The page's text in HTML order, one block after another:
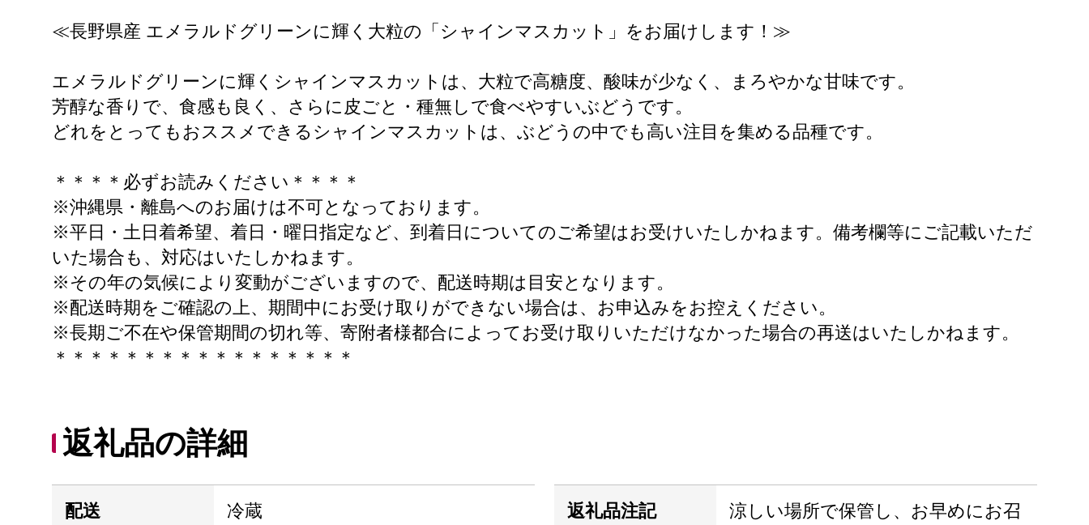
≪長野県産 エメラルドグリーンに輝く大粒の「シャインマスカット」をお届けします！≫
エメラルドグリーンに輝くシャインマスカットは、大粒で高糖度、酸味が少なく、まろやかな甘味です。
芳醇な香りで、食感も良く、さらに皮ごと・種無しで食べやすいぶどうです。
どれをとってもおススメできるシャインマスカットは、ぶどうの中でも高い注目を集める品種です。
＊＊＊＊必ずお読みください＊＊＊＊
※沖縄県・離島へのお届けは不可となっております。
※平日・土日着希望、着日・曜日指定など、到着日についてのご希望はお受けいたしかねます。備考欄等にご記載いただ
いた場合も、対応はいたしかねます。
※その年の気候により変動がございますので、配送時期は目安となります。
※配送時期をご確認の上、期間中にお受け取りができない場合は、お申込みをお控えください。
※長期ご不在や保管期間の切れ等、寄附者様都合によってお受け取りいただけなかった場合の再送はいたしかねます。
＊＊＊＊＊＊＊＊＊＊＊＊＊＊＊＊＊
返礼品の詳細
配送 冷蔵 返礼品注記
涼しい場所で保管し、お早めにお召